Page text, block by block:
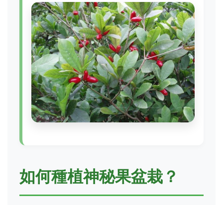
如何種植神秘果盆栽？